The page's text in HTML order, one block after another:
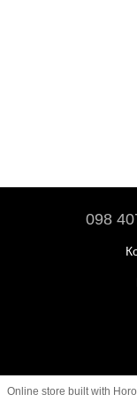
098
Online store built with